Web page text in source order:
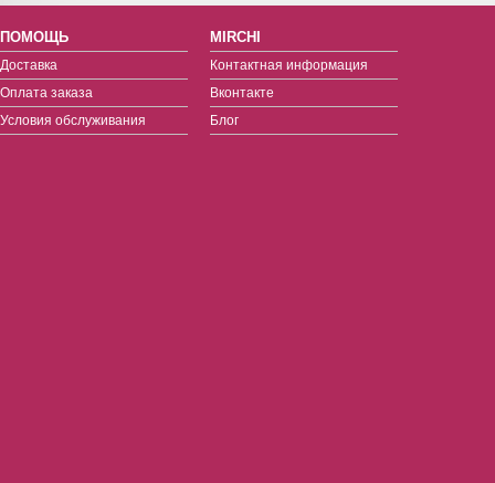
ПОМОЩЬ
Доставка
Оплата заказа
Условия обслуживания
MIRCHI
Контактная информация
Вконтакте
Блог